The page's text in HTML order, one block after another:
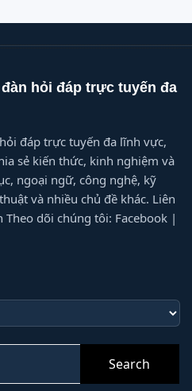
hỏi đáp trực tuyến đa
đáp trực tuyến đa lĩnh vực,
sẻ kiến thức, kinh nghiệm và
ngoại ngữ, công nghệ, kỹ
và nhiều chủ đề khác. Liên
dõi chúng tôi: Facebook |